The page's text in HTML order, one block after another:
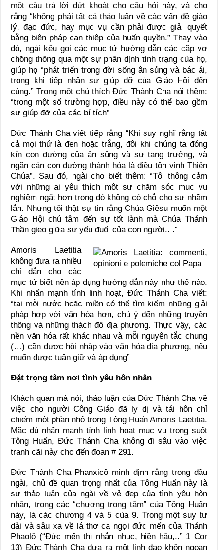
một câu trả lời dứt khoát cho câu hỏi này, và cho
rằng “không phải tất cả thảo luận về các vấn đề giáo
lý, đạo đức, hay mục vụ cần phải được giải quyết
bằng biện pháp can thiệp của huấn quyền.” Thay vào
đó, ngài kêu gọi các mục tử hướng dẫn các cặp vợ
chồng thông qua một sự phân định tình trạng của họ,
giúp họ “phát triển trong đời sống ân sủng và bác ái,
trong khi tiếp nhận sự giúp đỡ của Giáo Hội đến
cùng.” Trong một chú thích Đức Thánh Cha nói thêm:
“trong một số trường hợp, điều này có thể bao gồm
sự giúp đỡ của các bí tích”
Đức Thánh Cha viết tiếp rằng “Khi suy nghĩ rằng tất
cả mọi thứ là đen hoặc trắng, đôi khi chúng ta đóng
kín con đường của ân sủng và sự tăng trưởng, và
ngăn cản con đường thánh hóa là điều tôn vinh Thiên
Chúa”. Sau đó, ngài cho biết thêm: “Tôi thông cảm
với những ai yêu thích một sự chăm sóc mục vụ
nghiêm ngặt hơn trong đó không có chỗ cho sự nhầm
lẫn. Nhưng tôi thật sự tin rằng Chúa Giêsu muốn một
Giáo Hội chú tâm đến sự tốt lành mà Chúa Thánh
Thần gieo giữa sự yếu đuối của con người.. .”
Amoris Laetitia
không đưa ra nhiều
chỉ dẫn cho các
mục tử biết nên áp dụng hướng dẫn này như thế nào.
Khi nhấn mạnh tính linh hoạt, Đức Thánh Cha viết:
“tại mỗi nước hoặc miền có thể tìm kiếm những giải
pháp hợp với văn hóa hơn, chú ý đến những truyền
thống và những thách đố địa phương. Thực vậy, các
nền văn hóa rất khác nhau và mỗi nguyên tắc chung
(…) cần được hội nhập vào văn hóa địa phương, nếu
muốn được tuân giữ và áp dụng”
Đặt trọng tâm nơi tình yêu hôn nhân
Khách quan mà nói, thảo luận của Đức Thánh Cha về
việc cho người Công Giáo đã ly dị và tái hôn chỉ
chiếm một phần nhỏ trong Tông Huấn Amoris Laetitia.
Mặc dù nhấn mạnh tính linh hoạt mục vụ trong suốt
Tông Huấn, Đức Thánh Cha không đi sâu vào việc
tranh cãi này cho đến đoạn # 291.
Đức Thánh Cha Phanxicô minh định rằng trong đầu
ngài, chủ đề quan trọng nhất của Tông Huấn này là
sự thảo luận của ngài về vẻ đẹp của tình yêu hôn
nhân, trong các “chương trọng tâm” của Tông Huấn
này, là các chương 4 và 5 của 9. Trong một suy tư
dài và sâu xa về lá thơ ca ngợi đức mến của Thánh
Phaolô (“Đức mến thì nhẫn nhục, hiền hậu,..” 1 Cor
13) Đức Thánh Cha đưa ra một linh đạo khôn ngoan